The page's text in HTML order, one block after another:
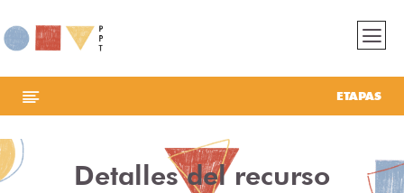
ETAPAS
Detalles del recurso